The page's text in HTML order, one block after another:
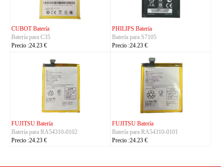
KYOCERA Batería
Batería para 5AAXBT134JAA
Precio :24.23 €
KYOCERA Batería
Batería para 5AAXBT113JAA
Precio :24.23 €
KYOCERA Batería
Batería para 5AAXBT155
Precio :24.23 €
ACE Batería
Batería para BAS022
Precio :24.23 €